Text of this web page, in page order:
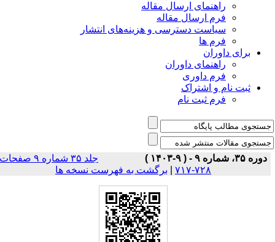
راهنمای ارسال مقاله
فرم ارسال مقاله
سیاست دسترسی و هزینه‌های انتشار
فرم ها
برای داوران
راهنمای داوران
فرم داوری
ثبت نام و اشتراک
فرم ثبت نام
دوره ۳۵، شماره ۹ - ( ۹-۱۴۰۳ )
جلد ۳۵ شماره ۹ صفحات
۷۲۸-۷۱۷
| برگشت به فهرست نسخه ها